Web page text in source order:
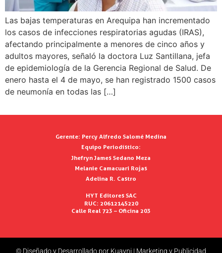
Las bajas temperaturas en Arequipa han incrementado
los casos de infecciones respiratorias agudas (IRAS),
afectando principalmente a menores de cinco años y
adultos mayores, señaló la doctora Luz Santillana, jefa
de epidemiología de la Gerencia Regional de Salud. De
enero hasta el 4 de mayo, se han registrado 1500 casos
de neumonía en todas las […]
Gerente: Percy Alfredo Salomé Medina
Equipo Periodístico:
Jhefryn James Sedano Meza
Melanie Camacuari Rojas
Adelina R. Castro
HYT Editores SAC
RUC: 20612145220
Calle Real 723 – Oficina 203
© Diseñado y Desarrollado por Kuayni | Marketing y Publicidad